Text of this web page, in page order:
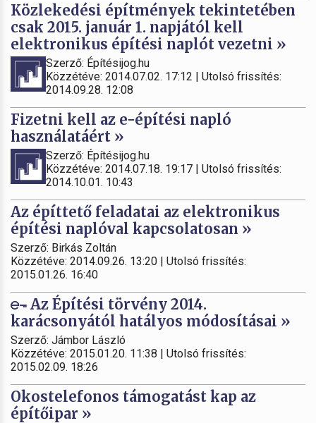
Közlekedési építmények tekintetében
csak 2015. január 1. napjától kell
elektronikus építési naplót vezetni »
Szerző: Építésijog.hu
Közzétéve: 2014.07.02. 17:12 | Utolsó frissítés:
2014.09.28. 12:08
Fizetni kell az e-építési napló
használatáért »
Szerző: Építésijog.hu
Közzétéve: 2014.07.18. 19:17 | Utolsó frissítés:
2014.10.01. 10:43
Az építtető feladatai az elektronikus
építési naplóval kapcsolatosan »
Szerző: Birkás Zoltán
Közzétéve: 2014.09.26. 13:20 | Utolsó frissítés:
2015.01.26. 16:40
Az Építési törvény 2014.
karácsonyától hatályos módosításai »
Szerző: Jámbor László
Közzétéve: 2015.01.20. 11:38 | Utolsó frissítés:
2015.02.09. 18:26
Okostelefonos támogatást kap az
építőipar »